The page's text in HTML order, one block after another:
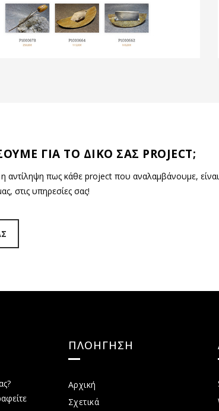
ΓΙΑ ΤΟ ΔΙΚΟ ΣΑΣ PROJECT;
η αντίληψη πως κάθε project που αναλαμβάνουμε,
στις υπηρεσίες σας!
ΠΛΟΗΓΗΣΗ
Αρχική
Σχετικά